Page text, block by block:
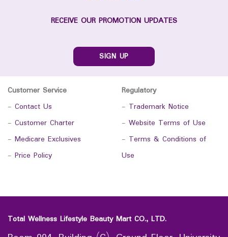
RECEIVE OUR PROMOTION UPDATES
SIGN UP
Customer Service
- Contact Us
- Customer Charter
- Medicare Exclusives
- Price Policy
Regulatory
- Trademark Notice
- Website Terms of Use
- Terms & Conditions of
Use
Total Wellness Lifestyle Beauty Mart CO., LTD.